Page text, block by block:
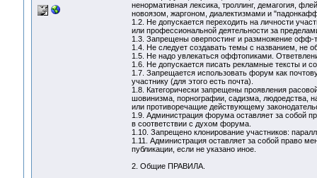
ненормативная лексика, троллинг, демагогия,
новоязом, жаргоном, диалектизмами и
1.2. Не допускается переходить на личности
или профессиональной деятельности за
1.3. Запрещены оверпостинг и размножение офф-
1.4. Не следует создавать темы с названием, не
1.5. Не надо увлекаться оффтопиками.
1.6. Не допускается писать рекламные тексты и
1.7. Запрещается использовать форум как
участнику (для этого есть почта).
1.8. Категорически запрещены проявления
шовинизма, порнографии, садизма, людоедства,
или противоречащие действующему
1.9. Администрация форума оставляет за собой
в соответствии с духом форума.
1.10. Запрещено клонирование участников:
1.11. Администрация оставляет за собой право
публикации, если не указано иное.
2. Общие ПРАВИЛА.